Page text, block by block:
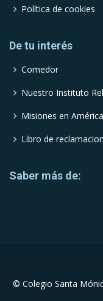
Política de cookies
De tu interés
Comedor
Nuestro Instituto
Misiones en América
Libro de
Saber más de:
© Colegio Santa